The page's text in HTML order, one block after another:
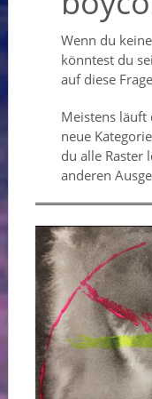
Wenn du
könntest du
auf diese
Meistens läuft
neue
du alle Raster
anderen